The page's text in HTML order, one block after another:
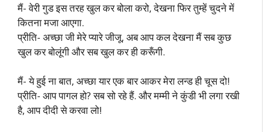
मैं- वेरी गुड इस तरह खुल कर बोला करो, देखना फिर तुम्हें चुदने में
कितना मजा आएगा.
प्रीति- अच्छा जी मेरे प्यारे जीजू, अब आप कल देखना मैं सब कुछ
खुल कर बोलूंगी और सब खुल कर ही करूँगी.
मैं- ये हुई ना बात, अच्छा यार एक बार आकर मेरा लन्ड ही चूस दो!
प्रीति- आप पागल हो? सब सो रहे हैं. और मम्मी ने कुंडी भी लगा रखी
है, आप दीदी से करवा लो!